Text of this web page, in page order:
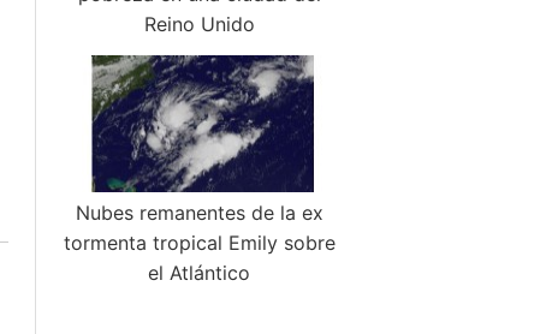
Reino Unido
Nubes remanentes de la ex
tormenta tropical Emily sobre
el Atlántico